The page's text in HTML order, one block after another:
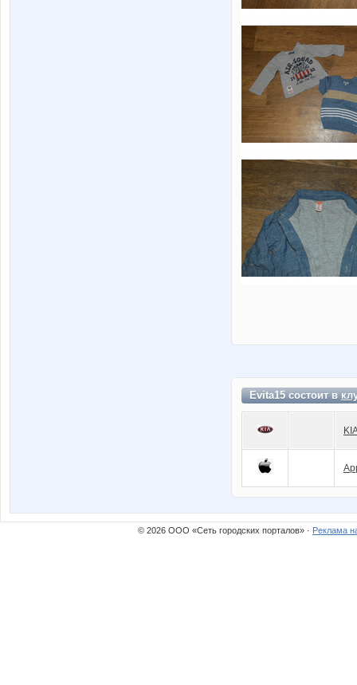
Evita15 состоит в
© 2026 ООО «Сеть городских порталов» · Реклама